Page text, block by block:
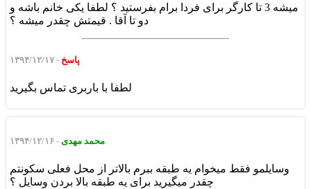
میشه 3 تا کارگر برای فردا برام بفرستید ؟ لطفا یکی خانم باشه و
دو تا آقا . قیمتش چقدر میشه ؟
پاسخ - ۱۳۹۴/۱۲/۱۷
لطفا با باربری تماس بگیرید
محمد مهدی - ۱۳۹۴/۱۲/۱۶
وسایلمو فقط میخوام یه طبقه ببرم بالاتر از محل فعلی سکونتم
چقدر میگیرید برای یه طبقه بالا بردن وسایل ؟